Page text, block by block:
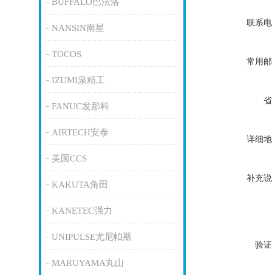
NANSIN南星
TOCOS
IZUMI泉精工
FANUC发那科
AIRTECH安泰
美国CCS
KAKUTA角田
KANETEC强力
UNIPULSE尤尼帕斯
MARUYAMA丸山
联系
常用
详细
补充
验